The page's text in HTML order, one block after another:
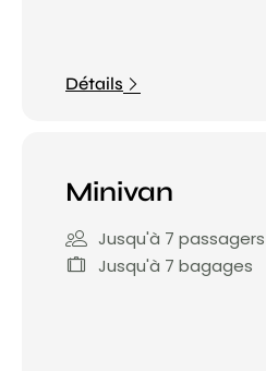
Détails
Minivan
Jusqu'à 7 passagers
Jusqu'à 7 bagages